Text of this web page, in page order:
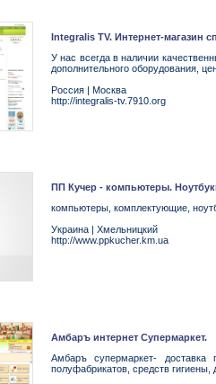
Integralis TV. Интернет-магазин
У нас всегда в наличии
дополнительного оборудования,
Россия | Москва
http://integralis-tv.7910.org
ПП Кучер - компьютеры.
компьютеры, комплектующие,
Украина | Хмельницкий
http://www.ppkucher.km.ua
Амбаръ интернет Супермаркет.
Амбаръ супермаркет-
полуфабрикатов, средств